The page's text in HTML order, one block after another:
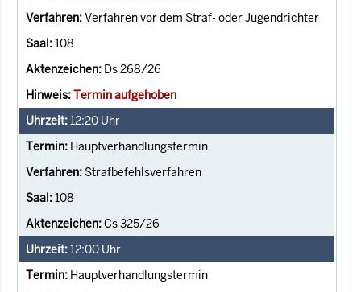
Verfahren vor dem Straf- oder Jugendrichter
108
Ds 268/26
Termin aufgehoben
12:20 Uhr
Hauptverhandlungstermin
Strafbefehlsverfahren
108
Cs 325/26
12:00 Uhr
Hauptverhandlungstermin